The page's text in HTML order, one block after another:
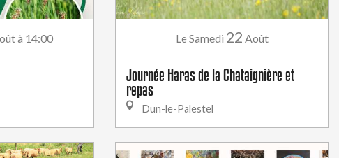
à 14:00 LeSamedi 22 Août
Journée Haras de la Chataignière et
repas
Dun-le-Palestel